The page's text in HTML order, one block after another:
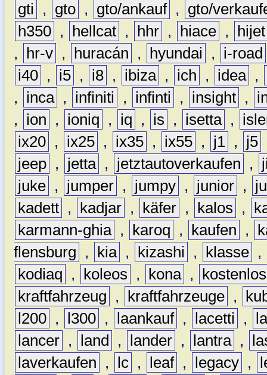
gti
, gto , gto/ankauf ,
gto/
h350 , hellcat , hhr , hiace ,
hijet
,
hr-v , huracán , hyundai ,
i-road
i40 , i5 , i8 , ibiza , ich , idea ,
,
inca , infiniti , infinti , insight ,
,
ion , ioniq , iq , is , isetta ,
ix20 , ix25 , ix35 , ix55 , j1 , j5
jeep , jetta , jetztautoverkaufen ,
juke , jumper , jumpy , junior ,
kadett , kadjar , käfer , kalos ,
karmann-ghia , karoq , kaufen ,
flensburg
, kia , kizashi , klasse ,
kodiaq
, koleos , kona ,
kostenlos
kraftfahrzeug
, kraftfahrzeuge ,
l200 , l300 , laankauf , lacetti ,
lancer , land , lander , lantra ,
laverkaufen
, lc , leaf , legacy ,